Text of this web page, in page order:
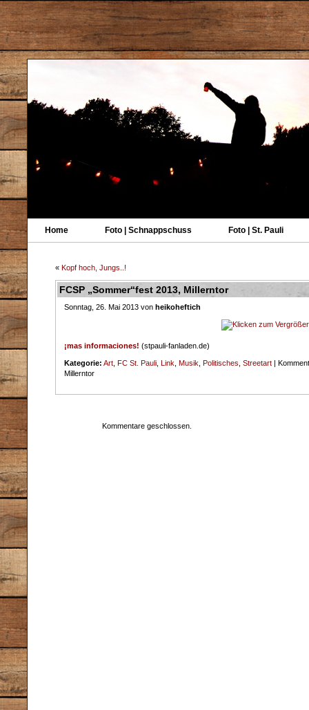
Home Foto | Schnappschuss Foto | St. Pauli
« Kopf hoch, Jungs..!
FCSP „Sommer“fest 2013, Millerntor
Sonntag, 26. Mai 2013 von heikoheftich
¡mas informaciones! (stpauli-fanladen.de)
Kategorie: Art FC St. Pauli Link Musik Politisches Streetart |
Millerntor
Kommentare geschlossen.